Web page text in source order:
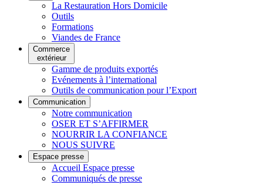
La Restauration Hors Domicile
Outils
Formations
Viandes de France
Commerce
extérieur
Gamme de produits exportés
Evénements à l’international
Outils de communication pour l’Export
Communication
Notre communication
OSER ET S’AFFIRMER
NOURRIR LA CONFIANCE
NOUS SUIVRE
Espace presse
Accueil Espace presse
Communiqués de presse